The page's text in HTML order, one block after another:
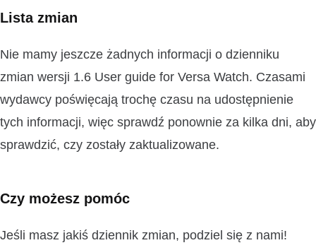
Lista zmian
Nie mamy jeszcze żadnych informacji o dzienniku
zmian wersji 1.6 User guide for Versa Watch. Czasami
wydawcy poświęcają trochę czasu na udostępnienie
tych informacji, więc sprawdź ponownie za kilka dni, aby
sprawdzić, czy zostały zaktualizowane.
Czy możesz pomóc
Jeśli masz jakiś dziennik zmian, podziel się z nami!